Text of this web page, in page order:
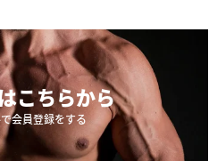
こちらから
会員登録をする